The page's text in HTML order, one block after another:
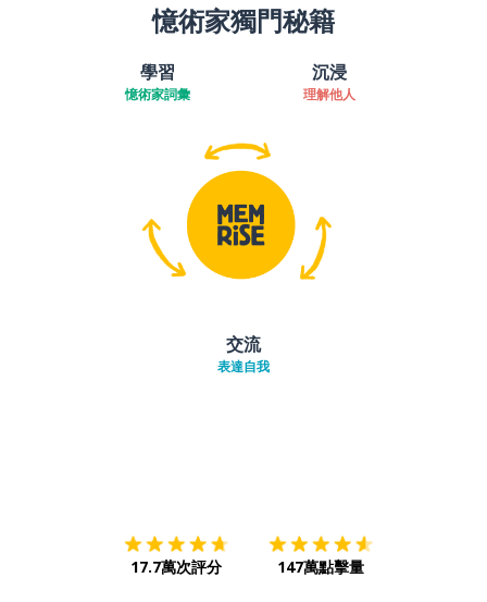
憶術家獨門秘籍
學習
憶術家詞彙
沉浸
理解他人
交流
表達自我
17.7萬次評分 147萬點擊量